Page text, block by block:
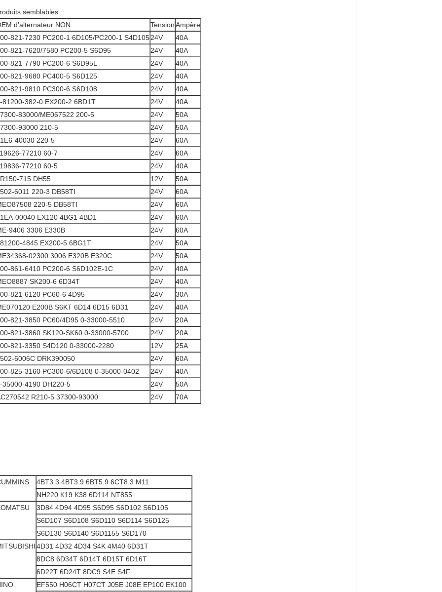
semblables :
d'alternateur NON.
TensionAmpère
821-7230 PC200-1 6D105/PC200-1 S4D10524V
40A
821-7620/7580 PC200-5 S6D95
24V
40A
821-7790 PC200-6 S6D95L
24V
40A
821-9680 PC400-5 S6D125
24V
40A
821-9810 PC300-6 S6D108
24V
40A
81200-382-0 EX200-2 6BD1T
24V
40A
83000/ME067522 200-5
24V
50A
93000 210-5
24V
50A
40030 220-5
24V
60A
77210 60-7
24V
60A
77210 60-5
24V
40A
715 DH55
12V
50A
6011 220-3 DB58TI
24V
60A
220-5 DB58TI
24V
60A
00040 EX120 4BG1 4BD1
24V
60A
9406 3306 E330B
24V
60A
4845 EX200-5 6BG1T
24V
50A
02300 3006 E320B E320C
24V
50A
861-6410 PC200-6 S6D102E-1C
24V
40A
SK200-6 6D34T
24V
40A
821-6120 PC60-6 4D95
24V
30A
E200B S6KT 6D14 6D15 6D31
24V
40A
821-3850 PC60/4D95 0-33000-5510
24V
20A
821-3860 SK120-SK60 0-33000-5700
24V
20A
821-3350 S4D120 0-33000-2280
12V
25A
6006C DRK390050
24V
60A
825-3160 PC300-6/6D108 0-35000-0402
24V
40A
35000-4190 DH220-5
24V
50A
R210-5 37300-93000
24V 70A
4BT3.3 4BT3.9 6BT5.9 6CT8.3 M11
NH220 K19 K38 6D114 NT855
3D84 4D94 4D95 S6D95 S6D102 S6D105
S6D107 S6D108 S6D110 S6D114 S6D125
S6D130 S6D140 S6D1155 S6D170
4D31 4D32 4D34 S4K 4M40 6D31T
8DC8 6D34T 6D14T 6D15T 6D16T
6D22T 6D24T 8DC9 S4E S4F
EF550 H06CT H07CT J05E J08E EP100 EK100